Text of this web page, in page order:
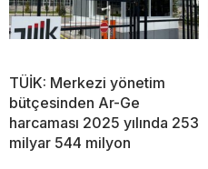
TÜİK: Merkezi yönetim
bütçesinden Ar-Ge
harcaması 2025 yılında 253
milyar 544 milyon